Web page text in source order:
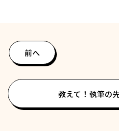
前へ
教えて！執筆の